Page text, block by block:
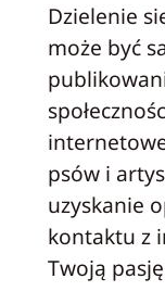
Dzielenie
może być
psów i
uzyskanie
kontaktu z
Twoją